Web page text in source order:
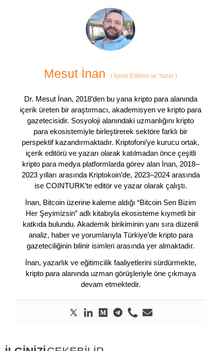
Mesut İnan ( İçerik Editörü ve Yazar )
Dr. Mesut İnan, 2018’den bu yana kripto para alanında
içerik üreten bir araştırmacı, akademisyen ve kripto para
gazetecisidir. Sosyoloji alanındaki uzmanlığını kripto
para ekosistemiyle birleştirerek sektöre farklı bir
perspektif kazandırmaktadır. Kriptofoni’ye kurucu ortak,
içerik editörü ve yazarı olarak katılmadan önce çeşitli
kripto para medya platformlarda görev alan İnan, 2018–
2023 yılları arasında Kriptokoin’de, 2023–2024 arasında
ise COINTURK’te editör ve yazar olarak çalıştı.
İnan, Bitcoin üzerine kaleme aldığı “Bitcoin Sen Bizim
Her Şeyimizsin” adlı kitabıyla ekosisteme kıymetli bir
katkıda bulundu. Akademik birikiminin yanı sıra düzenli
analiz, haber ve yorumlarıyla Türkiye’de kripto para
gazeteciliğinin bilinir isimleri arasında yer almaktadır.
İnan, yazarlık ve eğitimcilik faaliyetlerini sürdürmekte,
kripto para alanında uzman görüşleriyle öne çıkmaya
devam etmektedir.